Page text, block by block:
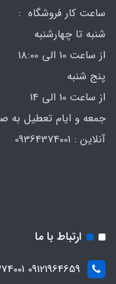
ساعت کار فروشگاه :
شنبه تا چهارشنبه
از ساعت 10 الی 18:00
پنج شنبه
از ساعت 10 الی 14
جمعه و ایام تعطیل به
ارتباط با ما
09121964659 09364374001 ۰۲۱۶۶۷۶۵۰۸۳